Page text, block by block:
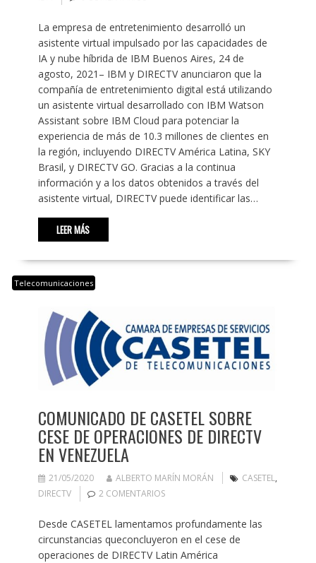
La empresa de entretenimiento desarrolló un
asistente virtual impulsado por las capacidades de
IA y nube híbrida de IBM Buenos Aires, 24 de
agosto, 2021– IBM y DIRECTV anunciaron que la
compañía de entretenimiento digital está utilizando
un asistente virtual desarrollado con IBM Watson
Assistant sobre IBM Cloud para potenciar la
experiencia de más de 10.3 millones de clientes en
la región, incluyendo DIRECTV América Latina, SKY
Brasil, y DIRECTV GO. Gracias a la continua
información y a los datos obtenidos a través del
asistente virtual, DIRECTV puede identificar las…
LEER MÁS
Telecomunicaciones
COMUNICADO DE CASETEL SOBRE
CESE DE OPERACIONES DE DIRECTV
EN VENEZUELA
21/05/2020 ALBERTO MARÍN MORÁN CASETEL,
DIRECTV
2 COMENTARIOS
Desde CASETEL lamentamos profundamente las
circunstancias queconcluyeron en el cese de
operaciones de DIRECTV Latin América